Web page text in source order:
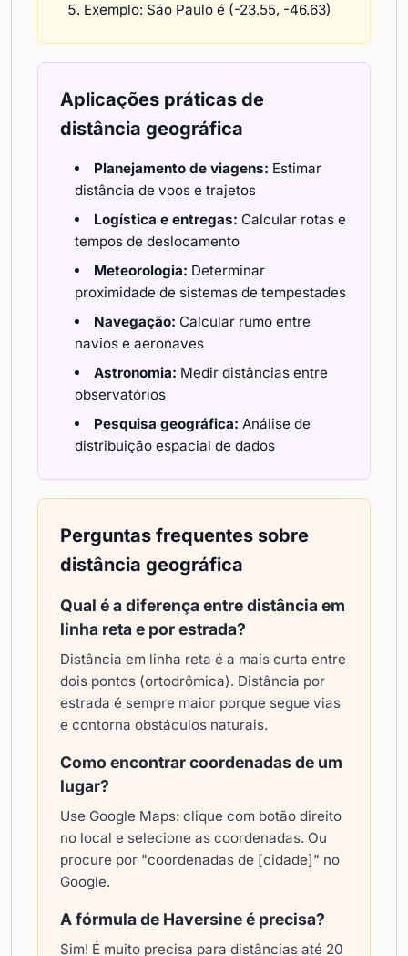
Exemplo: São Paulo é (-23.55, -46.63)
Aplicações práticas de
distância geográfica
Planejamento de viagens: Estimar
distância de voos e trajetos
Logística e entregas: Calcular rotas e
tempos de deslocamento
Meteorologia: Determinar
proximidade de sistemas de tempestades
Navegação: Calcular rumo entre
navios e aeronaves
Astronomia: Medir distâncias entre
observatórios
Pesquisa geográfica: Análise de
distribuição espacial de dados
Perguntas frequentes sobre
distância geográfica
Qual é a diferença entre distância em
linha reta e por estrada?
Distância em linha reta é a mais curta entre
dois pontos (ortodrômica). Distância por
estrada é sempre maior porque segue vias
e contorna obstáculos naturais.
Como encontrar coordenadas de um
lugar?
Use Google Maps: clique com botão direito
no local e selecione as coordenadas. Ou
procure por "coordenadas de [cidade]" no
Google.
A fórmula de Haversine é precisa?
Sim! É muito precisa para distâncias até 20